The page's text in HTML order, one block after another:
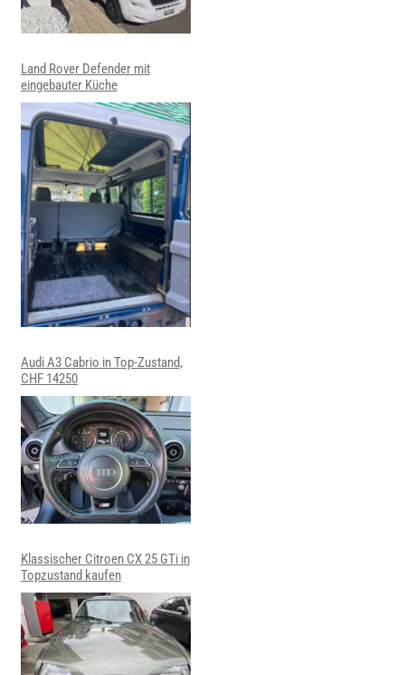
Land Rover Defender mit
eingebauter Küche
Audi A3 Cabrio in Top-Zustand,
CHF 14250
Klassischer Citroen CX 25 GTi in
Topzustand kaufen